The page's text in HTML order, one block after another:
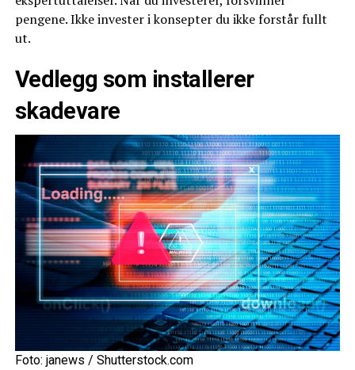
pengene. Ikke invester i konsepter du ikke forstår fullt
ut.
Vedlegg som installerer
skadevare
Foto: janews / Shutterstock.com